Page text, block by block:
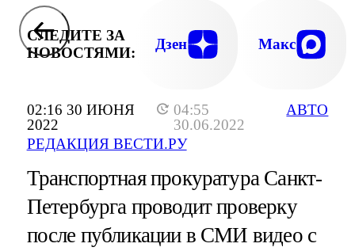
02:16 30 ИЮНЯ
2022
04:55
30.06.2022
РЕДАКЦИЯ ВЕСТИ.РУ
АВТО
СЛЕДИТЕ ЗА
НОВОСТЯМИ:
Дзен Макс
Транспортная прокуратура Санкт-
Петербурга проводит проверку
после публикации в СМИ видео с